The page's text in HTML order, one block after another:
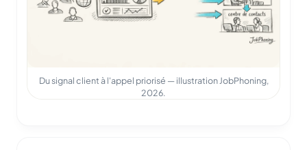
Du signal client à l'appel priorisé — illustration JobPhoning,
2026.